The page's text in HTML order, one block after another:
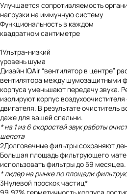
Улучшается сопротивляемость
нагрузки на иммунную систему
Функциональность в каждом
квадратном сантиметре
1Ультра-низкий
уровень шума
Дизайн IQAir “вентилятор в центре”
вентилятора между шумозащитными
корпуса уменьшают передачу звука.
изолируют корпус
двигателя. В результате очиститель
даже для вашей спальни.
* на 1 из 6 скоростей звук работы
шепота
2Долговечные фильтры сохраняют
Большая площадь фильтрующего
использовать фильтры до 59 месяцев.
* лидер на рынке по площади
3Нулевой проскок частиц*